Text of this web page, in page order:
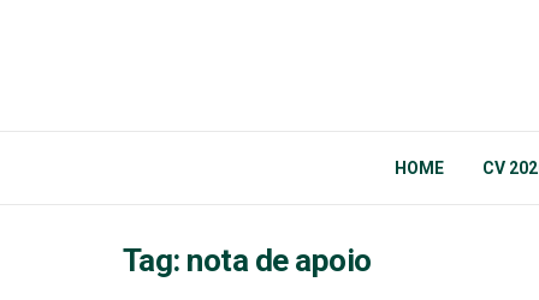
HOME CV
Tag: nota de apoio